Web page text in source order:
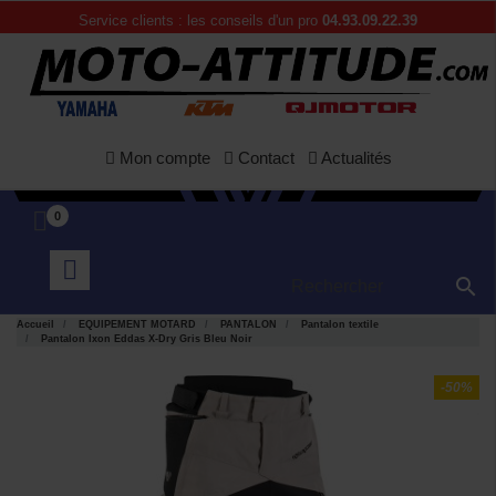
Service clients : les conseils d'un pro 04.93.09.22.39
Mon compte Contact Actualités
0

Accueil EQUIPEMENT MOTARD PANTALON
Pantalon textile
Pantalon Ixon Eddas X-Dry Gris Bleu Noir
-50%